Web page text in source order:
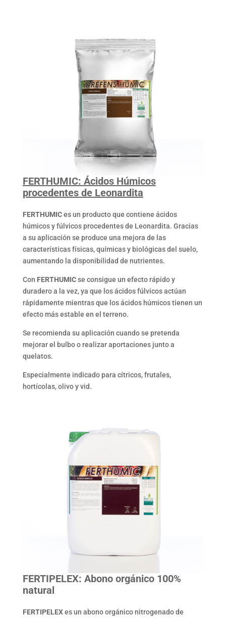
FERTHUMIC: Ácidos Húmicos
procedentes de Leonardita
FERTHUMICes un producto que contiene ácidos
húmicos y fúlvicos procedentes de Leonardita. Gracias
a su aplicación se produce una mejora de las
características físicas, químicas y biológicas del suelo,
aumentando la disponibilidad de nutrientes.
Con FERTHUMICse consigue un efecto rápido y
duradero a la vez, ya que los ácidos fúlvicos actúan
rápidamente mientras que los ácidos húmicos tienen un
efecto más estable en el terreno.
Se recomienda su aplicación cuando se pretenda
mejorar el bulbo o realizar aportaciones junto a
quelatos.
Especialmente indicado para cítricos, frutales,
hortícolas, olivo y vid.
FERTIPELEX: Abono orgánico 100%
natural
FERTIPELEXes un abono orgánico nitrogenado de